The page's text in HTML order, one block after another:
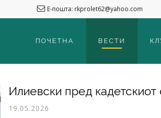
Е-пошта: rkprolet62@yahoo.com
ПОЧЕТНА ВЕСТИ
19.05.2026